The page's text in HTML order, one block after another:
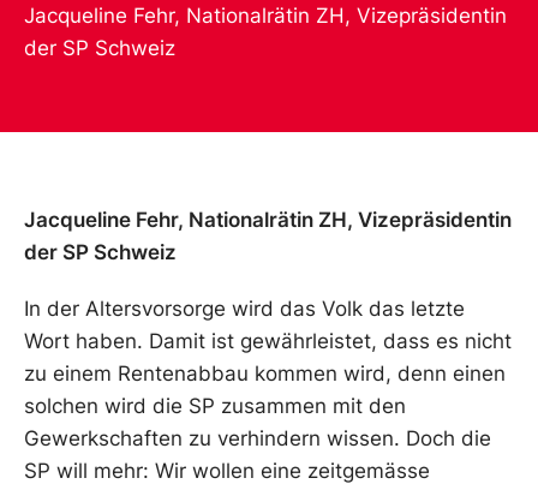
Jacqueline Fehr, Nationalrätin ZH, Vizepräsidentin
der SP Schweiz
Jacqueline Fehr, Nationalrätin ZH, Vizepräsidentin
der SP Schweiz
In der Altersvorsorge wird das Volk das letzte
Wort haben. Damit ist gewährleistet, dass es nicht
zu einem Rentenabbau kommen wird, denn einen
solchen wird die SP zusammen mit den
Gewerkschaften zu verhindern wissen. Doch die
SP will mehr: Wir wollen eine zeitgemässe